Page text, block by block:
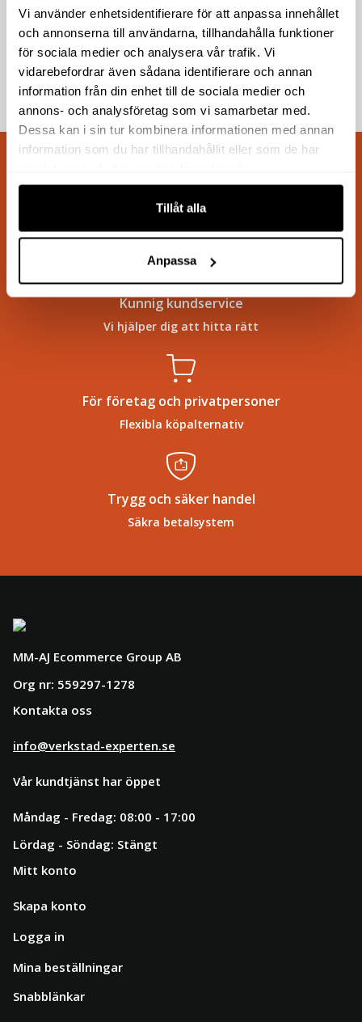
Vi använder enhetsidentifierare för att anpassa innehållet
och annonserna till användarna, tillhandahålla funktioner
för sociala medier och analysera vår trafik. Vi
vidarebefordrar även sådana identifierare och annan
information från din enhet till de sociala medier och
annons- och analysföretag som vi samarbetar med.
Dessa kan i sin tur kombinera informationen med annan
information som du har tillhandahållit eller som de har
Tillåt alla
Anpassa
(623.75kr inkl moms)
Köp
Snabb leverans
1–3 arbetsdagar
Kunnig kundservice
Vi hjälper dig att hitta rätt
För företag och privatpersoner
Flexibla köpalternativ
Trygg och säker handel
Säkra betalsystem
MM-AJ Ecommerce Group AB
Org nr: 559297-1278
Kontakta oss
info@verkstad-experten.se
Vår kundtjänst har öppet
Måndag - Fredag: 08:00 - 17:00
Lördag - Söndag: Stängt
Mitt konto
Skapa konto
Logga in
Mina beställningar
Snabblänkar